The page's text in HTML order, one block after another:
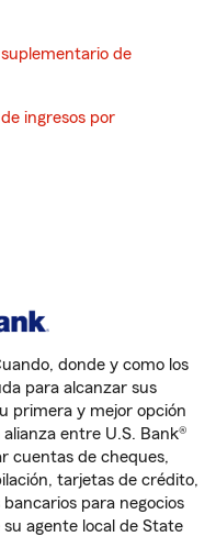
de
ingresos por
donde y como los
para alcanzar sus
primera y mejor opción
entre U.S. Bank®
cuentas de cheques,
tarjetas de crédito,
para negocios
agente local de State